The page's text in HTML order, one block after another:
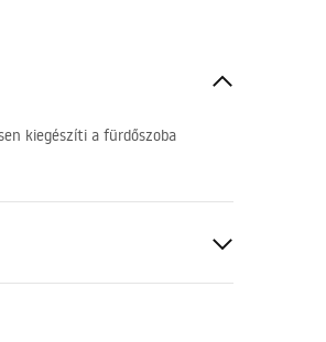
kiegészíti a fürdőszoba